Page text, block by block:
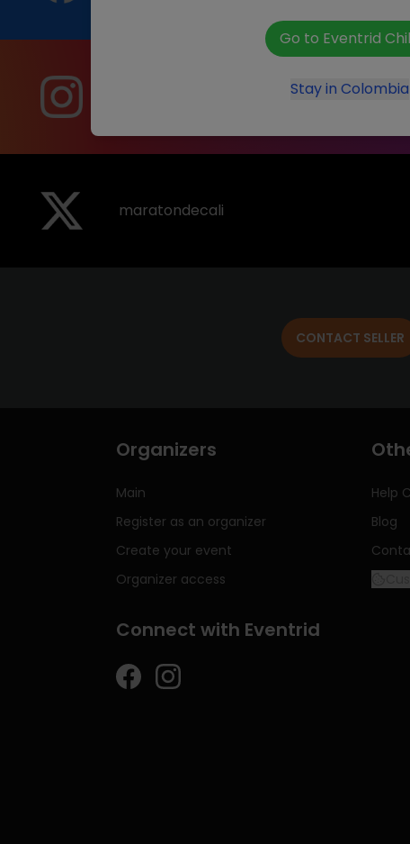
Go to Eventrid
Stay in Colombia
maratondecali
CONTACT SELLER
Organizers
Main
Register as an organizer
Create your event
Organizer access
Connect with Eventrid
Help
Blog